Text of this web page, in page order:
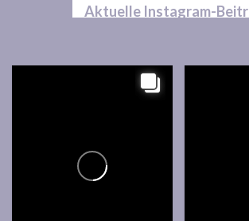
Aktuelle Instagram-